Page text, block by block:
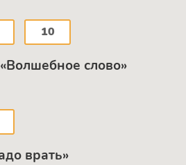
10
слово»
врать»